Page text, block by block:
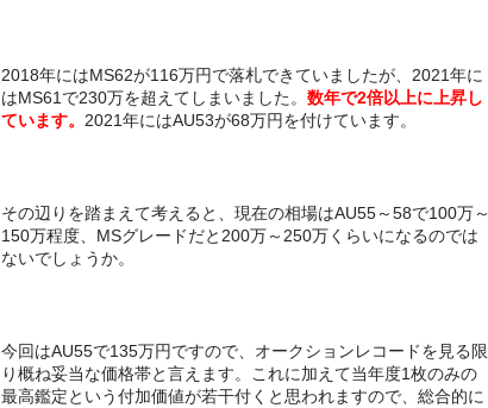
2018年にはMS62が116万円で落札できていましたが、2021年に
はMS61で230万を超えてしまいました。 数年で2倍以上に上昇し
ています。 2021年にはAU53が68万円を付けています。
その辺りを踏まえて考えると、現在の相場はAU55～58で100万～
150万程度、MSグレードだと200万～250万くらいになるのでは
ないでしょうか。
今回はAU55で135万円ですので、オークションレコードを見る限
り概ね妥当な価格帯と言えます。これに加えて当年度1枚のみの
最高鑑定という付加価値が若干付くと思われますので、総合的に